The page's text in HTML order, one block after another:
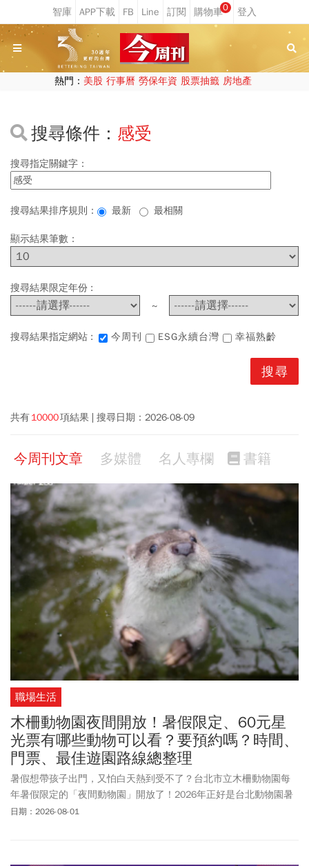
0
熱門： 美股 行事曆 勞保年資 股票抽籤 房地產
搜尋條件： 感受
搜尋指定關鍵字：
搜尋結果排序規則： 最新 最相關
顯示結果筆數：
搜尋結果限定年份 :
~
搜尋結果指定網站 : 今周刊 ESG永續台灣 幸福熟齡
共有10000項結果 搜尋日期： 2026-08-09
今周刊文章 多媒體 名人專欄 書籍
職場生活
木柵動物園夜間開放！暑假限定、60元星
光票有哪些動物可以看？要預約嗎？時間、
門票、最佳遊園路線總整理
暑假想帶孩子出門，又怕白天熱到受不了？台北市立木柵動物園每
年暑假限定的「夜間動物園」開放了！2026年正好是台北動物園暑
期夜間延長開放20周年，今年以「夜之動物園、光影之旅」為主
日期：2026-08-01